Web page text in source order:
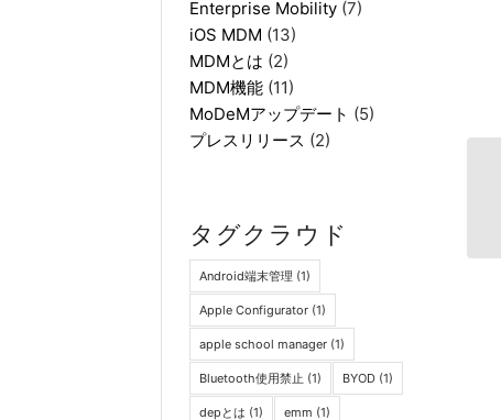
Enterprise Mobility (7)
iOS MDM (13)
MDMとは (2)
MDM機能 (11)
MoDeMアップデート (5)
プレスリリース (2)
タグクラウド
Android端末管理 (1)
Apple Configurator (1)
apple school manager (1)
Bluetooth使用禁止 (1) BYOD (1)
depとは (1) emm (1)